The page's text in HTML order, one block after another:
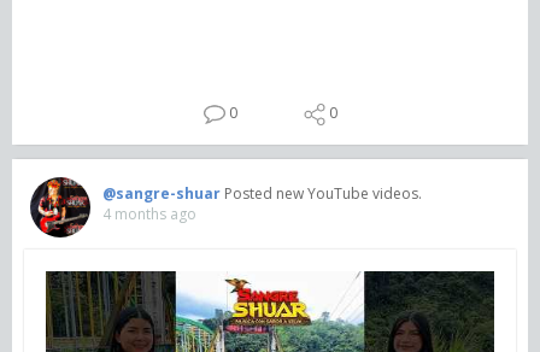
0 0
@sangre-shuar Posted new YouTube videos.
4 months ago